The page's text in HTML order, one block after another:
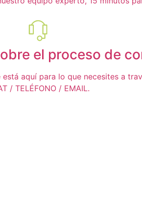
el proceso de
aquí para lo que necesites a
/ TELÉFONO / EMAIL.